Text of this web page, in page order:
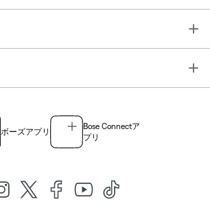
ボーズアプリ
Bose Connectア
プリ